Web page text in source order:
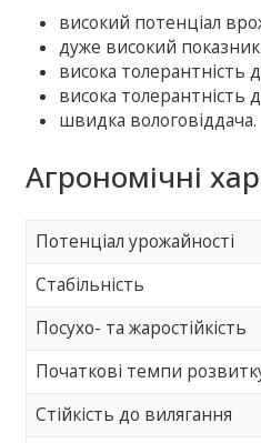
високий потенціал
дуже високий показник
висока толерантність
висока толерантність
швидка вологовіддача.
Агрономічні
Потенціал урожайності
Стабільність
Посухо- та жаростійкість
Початкові темпи
Стійкість до вилягання